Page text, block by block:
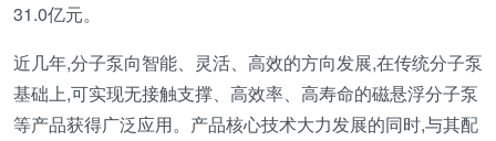
31.0亿元。
近几年,分子泵向智能、灵活、高效的方向发展,在传统分子泵
基础上,可实现无接触支撑、高效率、高寿命的磁悬浮分子泵
等产品获得广泛应用。产品核心技术大力发展的同时,与其配